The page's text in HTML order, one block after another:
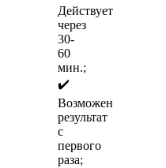
Действует
через
30-
60
мин.;
✔️
Возможен
результат
с
первого
раза;